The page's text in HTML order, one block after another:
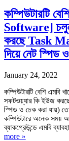
কম্পিউটারটি
Software]
করছে Task
দিয়ে নেট স্পিড
January 24, 2022
কম্পিউটারটি বেশি
সফটওয়্যার কি ইউজ
স্পিড ও চেক করা যায়)
কম্পিউটারে অনেক সময়
ব্যাকগ্রেউন্ডে এমবি
more »